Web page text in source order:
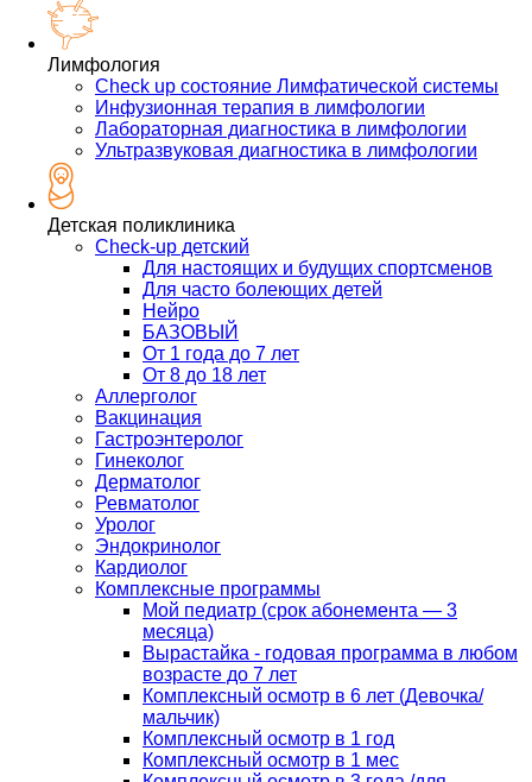
Лимфология
Check up состояние Лимфатической системы
Инфузионная терапия в лимфологии
Лабораторная диагностика в лимфологии
Ультразвуковая диагностика в лимфологии
Детская поликлиника
Check-up детский
Для настоящих и будущих спортсменов
Для часто болеющих детей
Нейро
БАЗОВЫЙ
От 1 года до 7 лет
От 8 до 18 лет
Аллерголог
Вакцинация
Гастроэнтеролог
Гинеколог
Дерматолог
Ревматолог
Уролог
Эндокринолог
Кардиолог
Комплексные программы
Мой педиатр (срок абонемента — 3
месяца)
Вырастайка - годовая программа в любом
возрасте до 7 лет
Комплексный осмотр в 6 лет (Девочка/
мальчик)
Комплексный осмотр в 1 год
Комплексный осмотр в 1 мес